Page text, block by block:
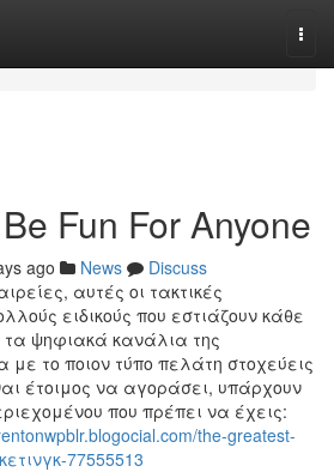
Fun For Anyone
ago News
Discuss
αυτές οι τακτικές
ειδικούς που εστιάζουν κάθε
ψηφιακά κανάλια της
με το ποιον τύπο πελάτη στοχεύεις
έτοιμος να αγοράσει, υπάρχουν
που πρέπει να έχεις:
the-greatest-
77555513